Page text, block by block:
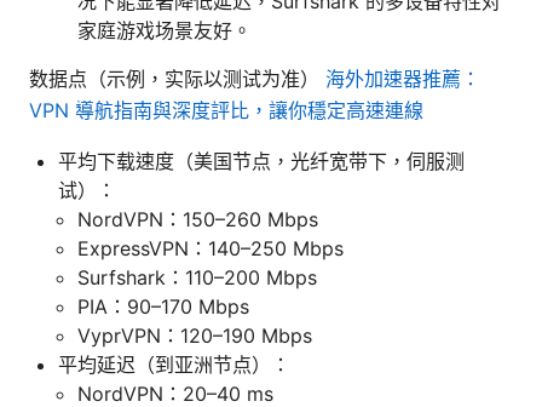
家庭游戏场景友好。
数据点（示例，实际以测试为准） 海外加速器推薦：
VPN 導航指南與深度評比，讓你穩定高速連線
平均下载速度（美国节点，光纤宽带下，伺服测
试）：
NordVPN：150–260 Mbps
ExpressVPN：140–250 Mbps
Surfshark：110–200 Mbps
PIA：90–170 Mbps
VyprVPN：120–190 Mbps
平均延迟（到亚洲节点）：
NordVPN：20–40 ms